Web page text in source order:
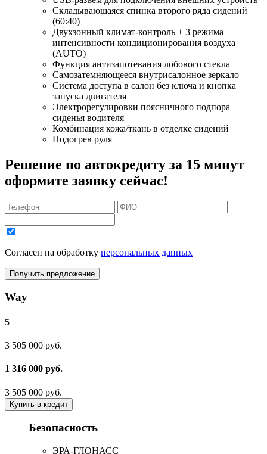
Складывающаяся спинка второго ряда сидений
(60:40)
Двухзонный климат-контроль + 3 режима
интенсивности кондиционирования воздуха
(AUTO)
Функция антизапотевания лобового стекла
Самозатемняющееся внутрисалонное зеркало
Система доступа в салон без ключа и кнопка
запуска двигателя
Электрорегулировки поясничного подпора
сиденья водителя
Комбинация кожа/ткань в отделке сидений
Подогрев руля
Решение по автокредиту за 15 минут
оформите заявку сейчас!
Согласен на обработку персональных данных
Получить предложение
Way
5
3 505 000 руб.
1 316 000 руб.
3 505 000 руб.
Купить в кредит
Безопасность
ЭРА-ГЛОНАСС